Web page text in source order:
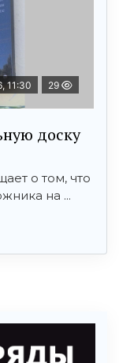
11:30 29
доску
о том, что
на ...